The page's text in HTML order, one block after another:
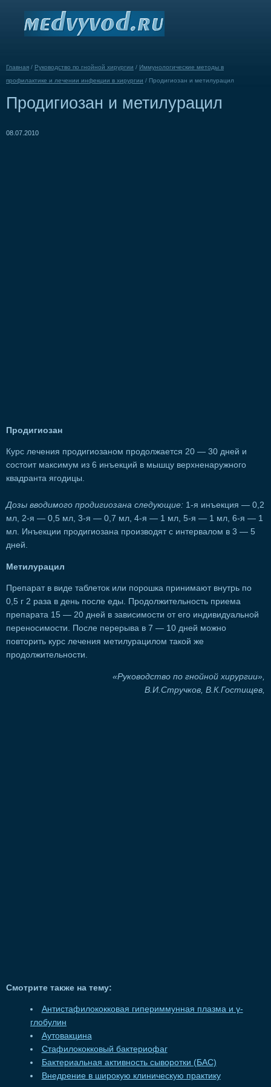
Главная / Руководство по гнойной хирургии / Иммунологические методы в
профилактике и лечении инфекции в хирургии / Продигиозан и метилурацил
Продигиозан и метилурацил
08.07.2010
Продигиозан
Курс лечения продигиозаном продолжается 20 — 30 дней и
состоит максимум из 6 инъекций в мышцу верхненаружного
квадранта ягодицы.
Дозы вводимого продигиозана следующие: 1-я инъекция — 0,2
мл, 2-я — 0,5 мл, 3-я — 0,7 мл, 4-я — 1 мл, 5-я — 1 мл, 6-я — 1
мл. Инъекции продигиозана производят с интервалом в 3 — 5
дней.
Метилурацил
Препарат в виде таблеток или порошка принимают внутрь по
0,5 г 2 раза в день после еды. Продолжительность приема
препарата 15 — 20 дней в зависимости от его индивидуальной
переносимости. После перерыва в 7 — 10 дней можно
повторить курс лечения метилурацилом такой же
продолжительности.
«Руководство по гнойной хирургии»,
В.И.Стручков, В.К.Гостищев,
Смотрите также на тему:
Антистафилококковая гипериммунная плазма и γ-
глобулин
Аутовакцина
Стафилококковый бактериофаг
Бактериальная активность сыворотки (БАС)
Внедрение в широкую клиническую практику